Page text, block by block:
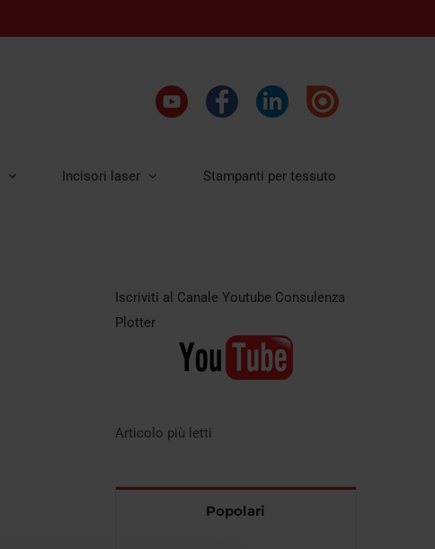
Incisori laser Stampanti per tessuto
Iscriviti al Canale Youtube Consulenza
Plotter
Articolo più letti
Popolari